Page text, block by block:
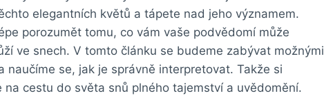
elegantních květů a tápete nad jeho významem.
porozumět tomu, co vám vaše podvědomí může
ve snech. V tomto článku se budeme zabývat možnými
naučíme se, jak je správně interpretovat. Takže si
cestu do světa snů plného tajemství a uvědomění.